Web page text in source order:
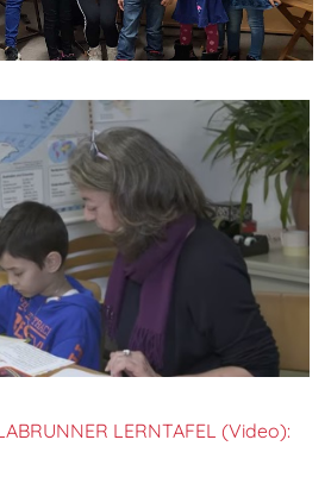
LERNTAFEL (Video):